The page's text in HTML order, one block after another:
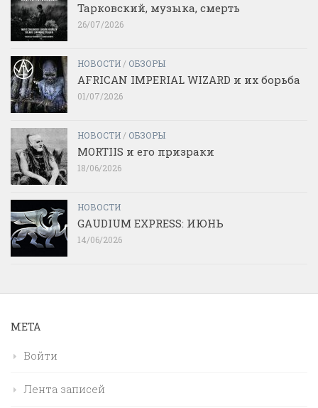
Тарковский, музыка, смерть
26/07/2026
НОВОСТИ/ ОБЗОРЫ
AFRICAN IMPERIAL WIZARD и их борьба
01/07/2026
НОВОСТИ/ ОБЗОРЫ
MORTIIS и его призраки
18/06/2026
НОВОСТИ
GAUDIUM EXPRESS: ИЮНЬ
14/06/2026
МЕТА
Войти
Лента записей